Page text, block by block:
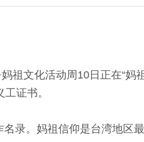
文化活动周10日正在“妈
证书。
。妈祖信仰是台湾地区